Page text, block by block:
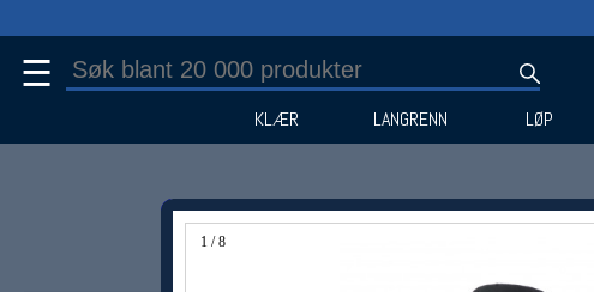
1 / 8
☰
KLÆR LANGRENN LØP